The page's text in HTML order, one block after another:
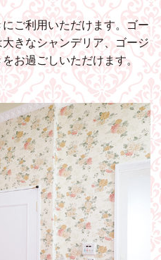
ご利用いただけます。ゴー
きなシャンデリア、ゴージ
お過ごしいただけます。